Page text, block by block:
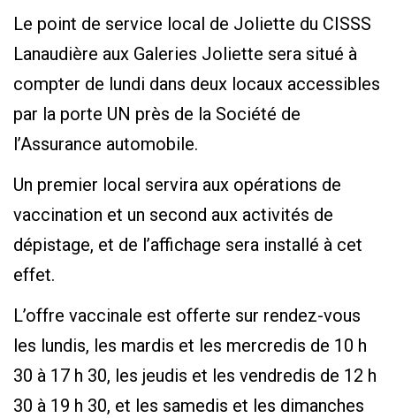
Le point de service local de Joliette du CISSS
Lanaudière aux Galeries Joliette sera situé à
compter de lundi dans deux locaux accessibles
par la porte UN près de la Société de
l’Assurance automobile.
Un premier local servira aux opérations de
vaccination et un second aux activités de
dépistage, et de l’affichage sera installé à cet
effet.
L’offre vaccinale est offerte sur rendez-vous
les lundis, les mardis et les mercredis de 10 h
30 à 17 h 30, les jeudis et les vendredis de 12 h
30 à 19 h 30, et les samedis et les dimanches